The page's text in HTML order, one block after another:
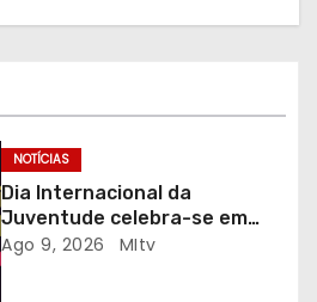
NOTÍCIAS
Dia Internacional da
Juventude celebra-se em
Gaia com desporto, música e
Ago 9, 2026 MItv